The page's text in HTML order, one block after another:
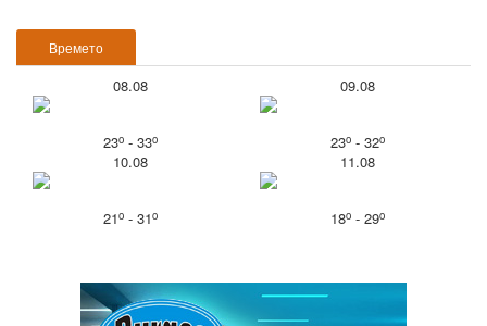
Времето
08.08
23o- 33o
09.08
23o- 32o
10.08
21o- 31o
11.08
18o- 29o